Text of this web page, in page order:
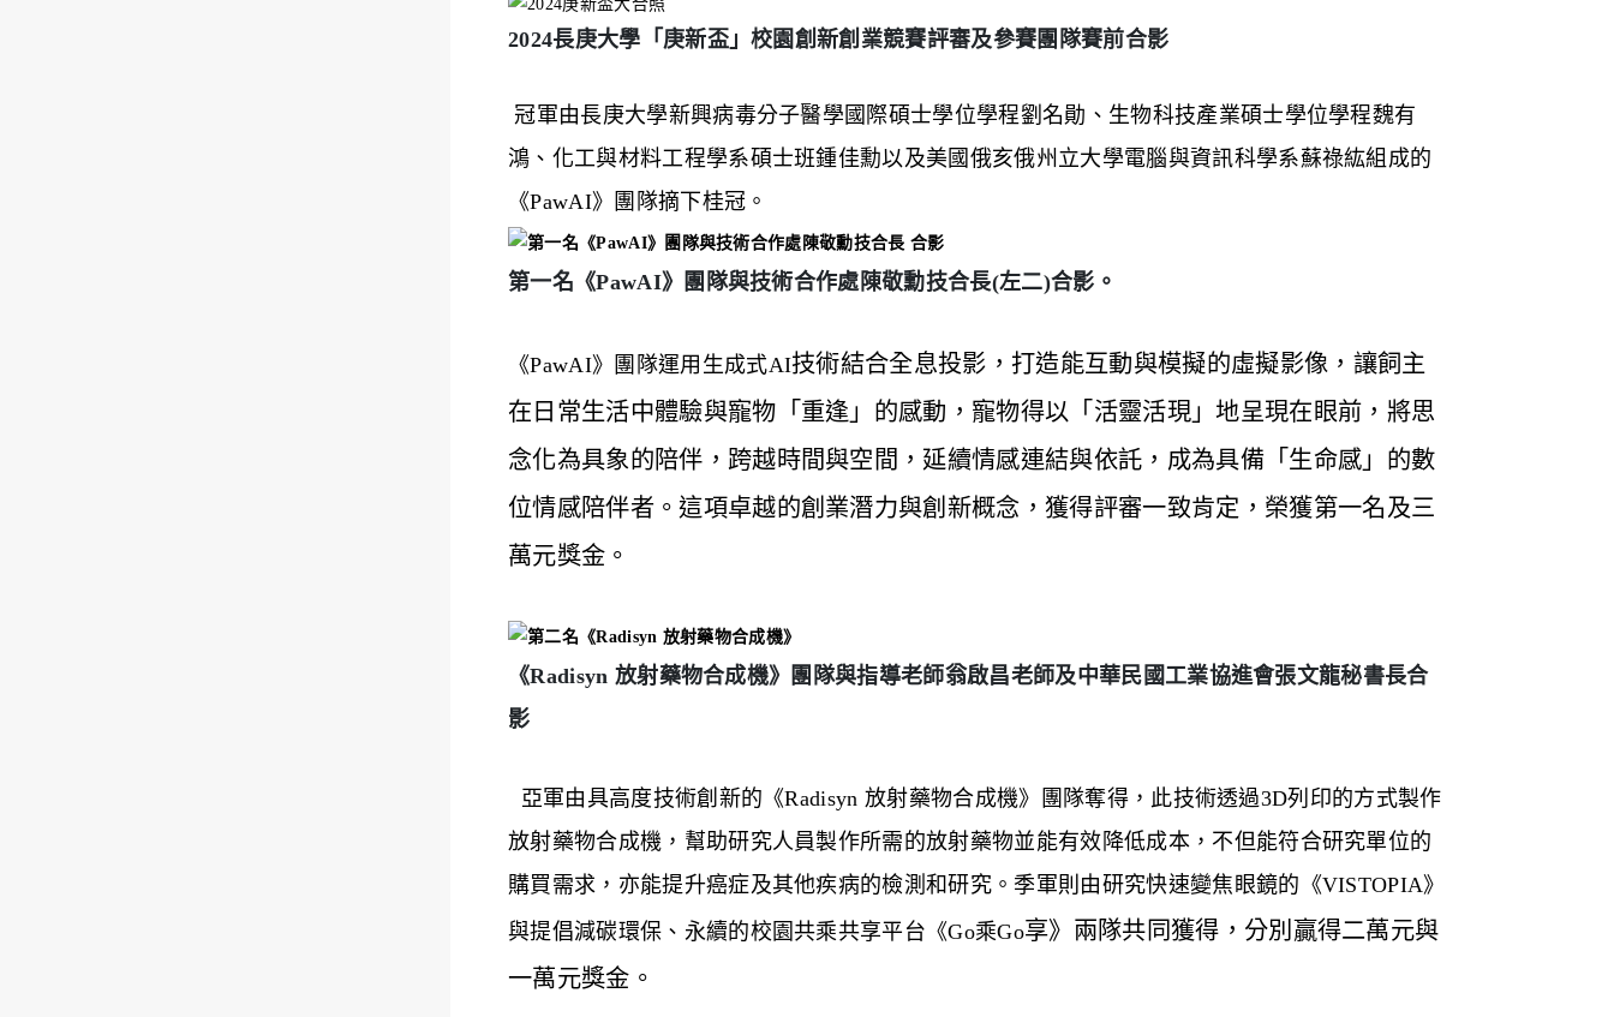
2024長庚大學「庚新盃」校園創新創業競賽評審及參賽團隊賽前合影
冠軍由長庚大學新興病毒分子醫學國際碩士學位學程劉名勛、生物科技產業碩士學位學程魏有
鴻、化工與材料工程學系碩士班鍾佳勳以及美國俄亥俄州立大學電腦與資訊科學系蘇祿紘組成的
《PawAI》團隊摘下桂冠。
第一名《PawAI》團隊與技術合作處陳敬勳技合長(左二)合影。
《PawAI》團隊運用生成式AI技術結合全息投影，打造能互動與模擬的虛擬影像，讓飼主
在日常生活中體驗與寵物「重逢」的感動，寵物得以「活靈活現」地呈現在眼前，將思
念化為具象的陪伴，跨越時間與空間，延續情感連結與依託，成為具備「生命感」的數
位情感陪伴者。這項卓越的創業潛力與創新概念，獲得評審一致肯定，榮獲第一名及三
萬元獎金。
《Radisyn 放射藥物合成機》團隊與指導老師翁啟昌老師及中華民國工業協進會張文龍秘書長合
影
亞軍由具高度技術創新的《Radisyn放射藥物合成機》團隊奪得，此技術透過3D列印的方式製作
放射藥物合成機，幫助研究人員製作所需的放射藥物並能有效降低成本，不但能符合研究單位的
購買需求，亦能提升癌症及其他疾病的檢測和研究。季軍則由研究快速變焦眼鏡的《VISTOPIA》
與提倡減碳環保、永續的校園共乘共享平台《Go乘Go享》兩隊共同獲得，分別贏得二萬元與
一萬元獎金。